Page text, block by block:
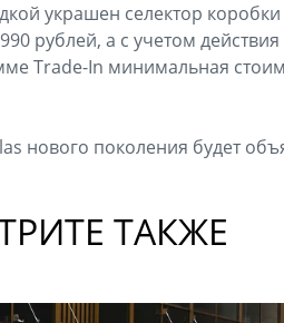
украшен селектор
рублей, а с учетом
Trade-In минимальная
нового поколения будет
ТАКЖЕ